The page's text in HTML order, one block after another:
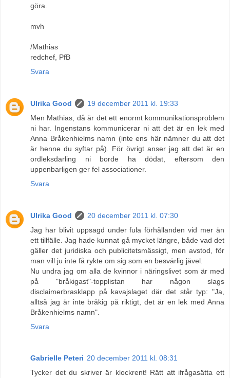
göra.
mvh
/Mathias
redchef, PfB
Svara
Ulrika Good
19 december 2011 kl. 19:33
Men Mathias, då är det ett enormt kommunikationsproblem
ni har. Ingenstans kommunicerar ni att det är en lek med
Anna Bråkenhielms namn (inte ens här nämner du att det
är henne du syftar på). För övrigt anser jag att det är en
ordleksdarling ni borde ha dödat, eftersom den
uppenbarligen ger fel associationer.
Svara
Ulrika Good
20 december 2011 kl. 07:30
Jag har blivit uppsagd under fula förhållanden vid mer än
ett tillfälle. Jag hade kunnat gå mycket längre, både vad det
gäller det juridiska och publicitetsmässigt, men avstod, för
man vill ju inte få rykte om sig som en besvärlig jävel.
Nu undra jag om alla de kvinnor i näringslivet som är med
på "bråkigast"-topplistan har någon slags
disclaimerbrasklapp på kavajslaget där det står typ: "Ja,
alltså jag är inte bråkig på riktigt, det är en lek med Anna
Bråkenhielms namn".
Svara
Gabrielle Peteri 20 december 2011 kl. 08:31
Tycker det du skriver är klockrent! Rätt att ifrågasätta ett